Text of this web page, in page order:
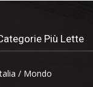
Più Lette
/ Mondo